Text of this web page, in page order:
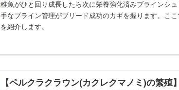
稚魚がひと回り成長したら次に栄養強化済みブラインシ
手なブライン管理がブリード成功のカギを握ります。こ
を紹介します。
【ペルクラクラウン(カクレクマノミ)の繁殖